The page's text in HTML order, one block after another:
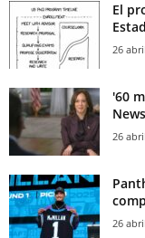
El
26
'60
26
26